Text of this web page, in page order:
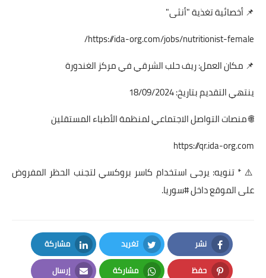
📌 أخصائية تغذية "أنثى"
https://ida-org.com/jobs/nutritionist-female/
📌 مكان العمل: ريف حلب الشرقي في مركز الغندورة
ينتهي التقديم بتاريخ: 18/09/2024
🌐 منصات التواصل الاجتماعي لمنظمة الأطباء المستقلين
https://qr.ida-org.com
⚠️ * تنويه: يرجى استخدام كاسر بروكسي لتجنب الحظر المفروض
على الموقع داخل #سوريا.
نشر
Facebook
تغريد
Twitter
مشاركة
LinkedIn
حفظ مشاركة إرسال